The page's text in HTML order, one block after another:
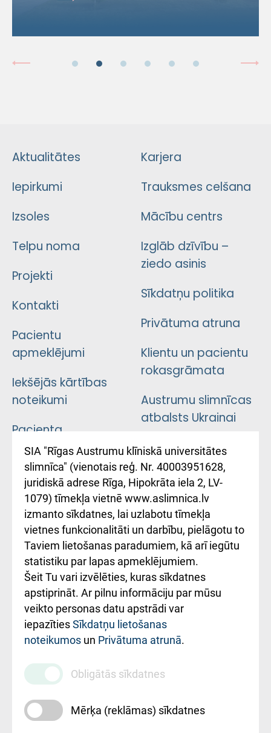
Aktualitātes
Iepirkumi
Izsoles
Telpu noma
Projekti
Kontakti
Pacientu
apmeklējumi
Iekšējās kārtības
noteikumi
Pacienta
atsauksmju/sūdzību
iesniegšanas
kārtība
Kā pie mums nokļūt
Rēķinu apmaksas
ceļvedis
Rekvizīti un
ārstniecības
iestādes kods
010000234
Maksas
pakalpojumu
cenrādis
Karjera
Trauksmes celšana
Mācību centrs
Izglāb dzīvību –
ziedo asinis
Sīkdatņu politika
Privātuma atruna
Klientu un pacientu
rokasgrāmata
Austrumu slimnīcas
atbalsts Ukrainai
Підтримка Східної
лікарні та співпраця з
Україною
SIA "Rīgas Austrumu klīniskā universitātes
slimnīca" (vienotais reģ. Nr. 40003951628,
juridiskā adrese Rīga, Hipokrāta iela 2, LV-
1079) tīmekļa vietnē www.aslimnica.lv
izmanto sīkdatnes, lai uzlabotu tīmekļa
vietnes funkcionalitāti un darbību, pielāgotu to
Taviem lietošanas paradumiem, kā arī iegūtu
statistiku par lapas apmeklējumiem.
Šeit Tu vari izvēlēties, kuras sīkdatnes
apstiprināt. Ar pilnu informāciju par mūsu
veikto personas datu apstrādi var
iepazītiesSīkdatņu lietošanas
noteikumos un Privātuma atrunā.
Obligātās sīkdatnes
Mērķa (reklāmas) sīkdatnes